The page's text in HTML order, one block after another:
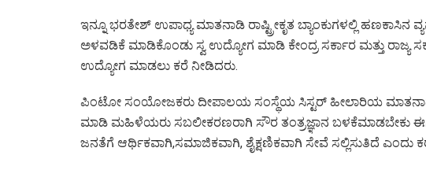
ಇನ್ನೂ ಭರತೇಶ್ ಉಪಾಧ್ಯ ಮಾತನಾಡಿ ರಾಷ್ಟ್ರೀಕೃತ ಬ್ಯಾಂಕುಗಳಲ್ಲಿ
ಅಳವಡಿಕೆ ಮಾಡಿಕೊಂಡು ಸ್ವ ಉದ್ಯೋಗ ಮಾಡಿ ಕೇಂದ್ರ ಸರ್ಕಾರ ಮತ್ತು ರಾಜ್ಯ
ಉದ್ಯೋಗ ಮಾಡಲು ಕರೆ ನೀಡಿದರು.
ಪಿಂಟೋ ಸಂಯೋಜಕರು ದೀಪಾಲಯ ಸಂಸ್ಥೆಯ ಸಿಸ್ಟರ್ ಹೀಲಾರಿಯ
ಮಾಡಿ ಮಹಿಳೆಯರು ಸಬಲೀಕರಣರಾಗಿ ಸೌರ ತಂತ್ರಜ್ಞಾನ ಬಳಕೆಮಾಡಬೇಕು
ಜನತೆಗೆ ಆರ್ಥಿಕವಾಗಿ,ಸಮಾಜಿಕವಾಗಿ, ಶೈಕ್ಷಣಿಕವಾಗಿ ಸೇವೆ ಸಲ್ಲಿಸುತಿದೆ ಎಂದು